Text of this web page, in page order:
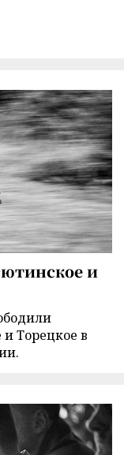
и
Торецкое в